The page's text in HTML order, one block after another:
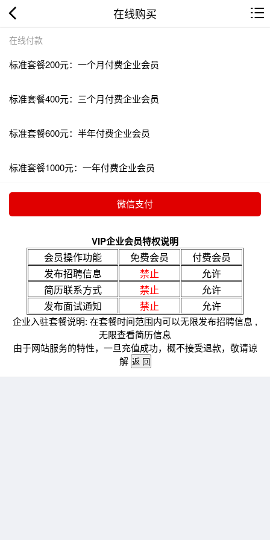
在线购买
在线付款
标准套餐200元：一个月付费企业会员
标准套餐400元：三个月付费企业会员
标准套餐600元：半年付费企业会员
标准套餐1000元：一年付费企业会员
VIP企业会员特权说明
会员操作功能 免费会员
付费会员
发布招聘信息
禁止
允许
简历联系方式
禁止
允许
发布面试通知
禁止 允许
企业入驻套餐说明: 在套餐时间范围内可以无限发布招聘信息 ,
无限查看简历信息
由于网站服务的特性，一旦充值成功，概不接受退款，敬请谅
解